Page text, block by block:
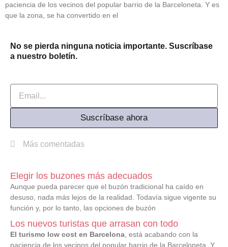
paciencia de los vecinos del popular barrio de la Barceloneta. Y es
que la zona, se ha convertido en el
No se pierda ninguna noticia importante. Suscríbase
a nuestro boletín.
Suscríbase ahora
Más comentadas
Elegir los buzones más adecuados
Aunque pueda parecer que el buzón tradicional ha caído en
desuso, nada más lejos de la realidad. Todavía sigue vigente su
función y, por lo tanto, las opciones de buzón
Los nuevos turistas que arrasan con todo
El turismo low cost en Barcelona , está acabando con la
paciencia de los vecinos del popular barrio de la Barceloneta. Y